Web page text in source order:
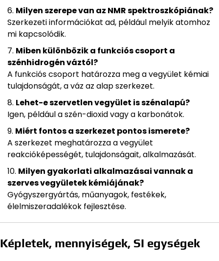
Milyen szerepe van az NMR spektroszkópiának?
Szerkezeti információkat ad, például melyik atomhoz
mi kapcsolódik.
Miben különbözik a funkciós csoport a
szénhidrogén váztól?
A funkciós csoport határozza meg a vegyület kémiai
tulajdonságát, a váz az alap szerkezet.
Lehet-e szervetlen vegyület is szénalapú?
Igen, például a szén-dioxid vagy a karbonátok.
Miért fontos a szerkezet pontos ismerete?
A szerkezet meghatározza a vegyület
reakcióképességét, tulajdonságait, alkalmazását.
Milyen gyakorlati alkalmazásai vannak a
szerves vegyületek kémiájának?
Gyógyszergyártás, műanyagok, festékek,
élelmiszeradalékok fejlesztése.
Képletek, mennyiségek, SI egységek